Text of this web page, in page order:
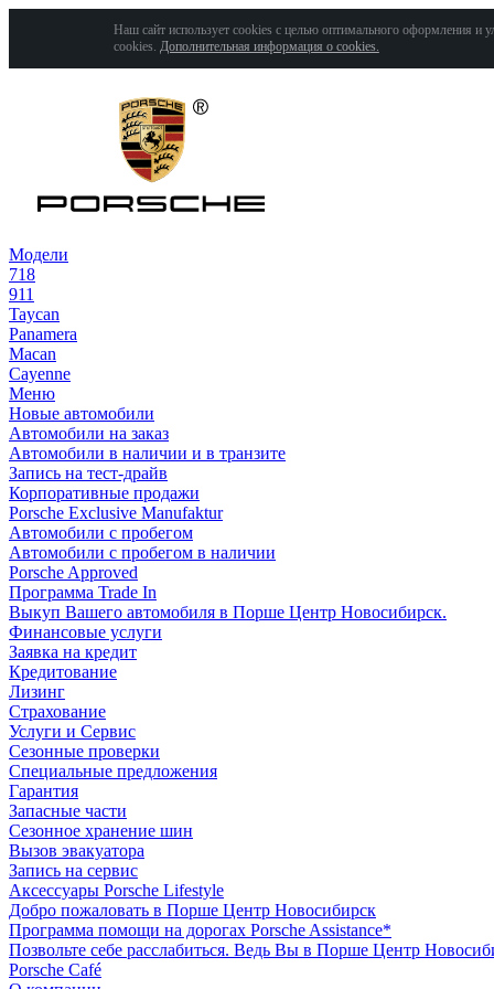
Наш сайт использует cookies с целью оптимального оформления и
cookies. Дополнительная информация о cookies.
Модели
718
911
Taycan
Panamera
Macan
Cayenne
Меню
Новые автомобили
Автомобили на заказ
Автомобили в наличии и в транзите
Запись на тест-драйв
Корпоративные продажи
Porsche Exclusive Manufaktur
Автомобили с пробегом
Автомобили с пробегом в наличии
Porsche Approved
Программа Trade In
Выкуп Вашего автомобиля в Порше Центр Новосибирск.
Финансовые услуги
Заявка на кредит
Кредитование
Лизинг
Страхование
Услуги и Сервис
Сезонные проверки
Специальные предложения
Гарантия
Запасные части
Сезонное хранение шин
Вызов эвакуатора
Запись на сервис
Аксессуары Porsche Lifestyle
Добро пожаловать в Порше Центр Новосибирск
Программа помощи на дорогах Porsche Assistance*
Позвольте себе расслабиться. Ведь Вы в Порше Центр
Porsche Café